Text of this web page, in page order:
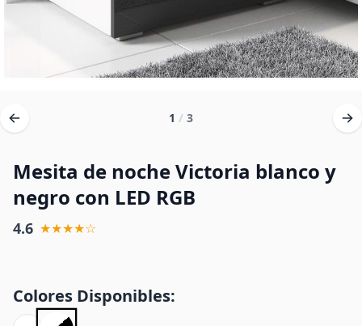
1 / 3
Mesita de noche Victoria blanco y
negro con LED RGB
4.6 ★★★★☆
Colores Disponibles: